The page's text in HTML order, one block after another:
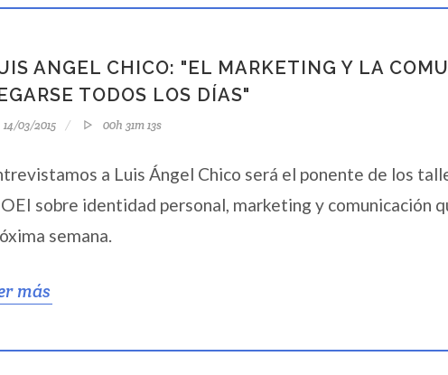
ANGEL CHICO: "EL MARKETING Y LA
TODOS LOS DÍAS"
14/03/2015 00h 31m 13s
a Luis Ángel Chico será el ponente de los
sobre identidad personal, marketing y comunicación
semana.
más